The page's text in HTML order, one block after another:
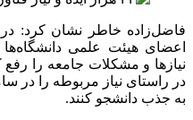
فاضل‌زاده خاطر نشان کرد:
اعضای هیئت‌ علمی
نیازها و مشکلات جامعه را رفع
در راستای نیاز مربوطه را در
به جذب دانشجو کنند.